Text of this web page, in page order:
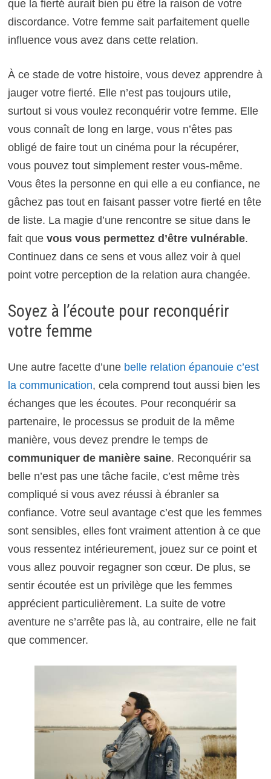
que la fierté aurait bien pu être la raison de votre
discordance. Votre femme sait parfaitement quelle
influence vous avez dans cette relation.
À ce stade de votre histoire, vous devez apprendre à
jauger votre fierté. Elle n’est pas toujours utile,
surtout si vous voulez reconquérir votre femme. Elle
vous connaît de long en large, vous n’êtes pas
obligé de faire tout un cinéma pour la récupérer,
vous pouvez tout simplement rester vous-même.
Vous êtes la personne en qui elle a eu confiance, ne
gâchez pas tout en faisant passer votre fierté en tête
de liste. La magie d’une rencontre se situe dans le
fait que vous vous permettez d’être vulnérable.
Continuez dans ce sens et vous allez voir à quel
point votre perception de la relation aura changée.
Soyez à l’écoute pour reconquérir
votre femme
Une autre facette d’une belle relation épanouie c’est
la communication, cela comprend tout aussi bien les
échanges que les écoutes. Pour reconquérir sa
partenaire, le processus se produit de la même
manière, vous devez prendre le temps de
communiquer de manière saine. Reconquérir sa
belle n’est pas une tâche facile, c’est même très
compliqué si vous avez réussi à ébranler sa
confiance. Votre seul avantage c’est que les femmes
sont sensibles, elles font vraiment attention à ce que
vous ressentez intérieurement, jouez sur ce point et
vous allez pouvoir regagner son cœur. De plus, se
sentir écoutée est un privilège que les femmes
apprécient particulièrement. La suite de votre
aventure ne s’arrête pas là, au contraire, elle ne fait
que commencer.